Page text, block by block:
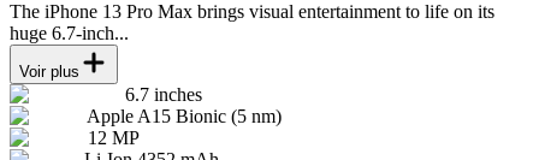
The iPhone 13 Pro Max brings visual entertainment to life on its
huge 6.7-inch...
Voir plus
6.7 inches
Apple A15 Bionic (5 nm)
12 MP